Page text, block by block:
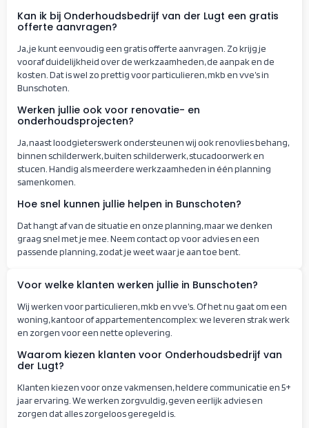
Kan ik bij Onderhoudsbedrijf van der Lugt een gratis
offerte aanvragen?
Ja, je kunt eenvoudig een gratis offerte aanvragen. Zo krijg je
vooraf duidelijkheid over de werkzaamheden, de aanpak en de
kosten. Dat is wel zo prettig voor particulieren, mkb en vve’s in
Bunschoten.
Werken jullie ook voor renovatie- en
onderhoudsprojecten?
Ja, naast loodgieterswerk ondersteunen wij ook renovlies behang,
binnen schilderwerk, buiten schilderwerk, stucadoorwerk en
stucen. Handig als meerdere werkzaamheden in één planning
samenkomen.
Hoe snel kunnen jullie helpen in Bunschoten?
Dat hangt af van de situatie en onze planning, maar we denken
graag snel met je mee. Neem contact op voor advies en een
passende planning, zodat je weet waar je aan toe bent.
Voor welke klanten werken jullie in Bunschoten?
Wij werken voor particulieren, mkb en vve’s. Of het nu gaat om een
woning, kantoor of appartementencomplex: we leveren strak werk
en zorgen voor een nette oplevering.
Waarom kiezen klanten voor Onderhoudsbedrijf van
der Lugt?
Klanten kiezen voor onze vakmensen, heldere communicatie en 5+
jaar ervaring. We werken zorgvuldig, geven eerlijk advies en
zorgen dat alles zorgeloos geregeld is.